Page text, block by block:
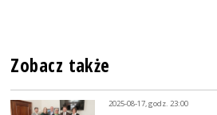
Zobacz także
2025-08-17, godz. 23:00